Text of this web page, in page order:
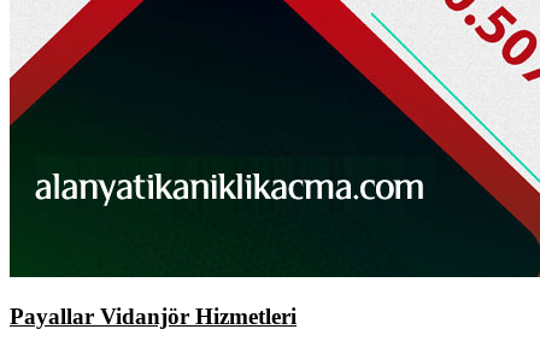
Payallar Vidanjör Hizmetleri